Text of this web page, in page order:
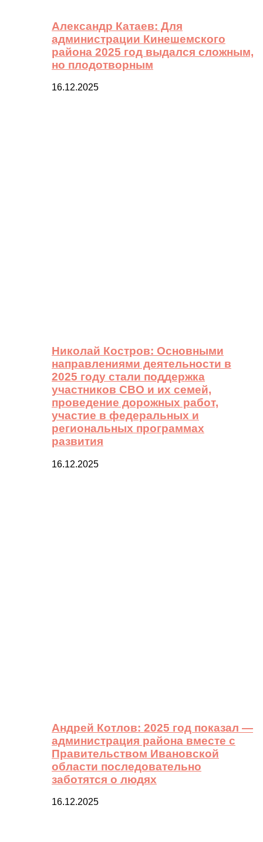
Александр Катаев: Для
администрации Кинешемского
района 2025 год выдался сложным,
но плодотворным
16.12.2025
Николай Костров: Основными
направлениями деятельности в
2025 году стали поддержка
участников СВО и их семей,
проведение дорожных работ,
участие в федеральных и
региональных программах
развития
16.12.2025
Андрей Котлов: 2025 год показал —
администрация района вместе с
Правительством Ивановской
области последовательно
заботятся о людях
16.12.2025